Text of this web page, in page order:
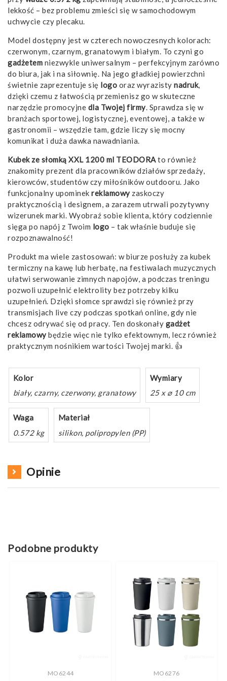
lekkość – bez problemu zmieści się w samochodowym
uchwycie czy plecaku.
Model dostępny jest w czterech nowoczesnych kolorach:
czerwonym, czarnym, granatowym i białym. To czyni go
gadżetem niezwykle uniwersalnym – perfekcyjnym zarówno
do biura, jak i na siłownię. Na jego gładkiej powierzchni
świetnie zaprezentuje się logo oraz wyrazisty nadruk,
dzięki czemu z łatwością przemienisz go w skuteczne
narzędzie promocyjne dla Twojej firmy. Sprawdza się w
branżach sportowej, logistycznej, eventowej, a także w
gastronomii – wszędzie tam, gdzie liczy się mocny
komunikat i duża dawka nawadniania.
Kubek ze słomką XXL 1200 ml TEODORAto również
znakomity prezent dla pracowników działów sprzedaży,
kierowców, studentów czy miłośników outdooru. Jako
funkcjonalny upominek reklamowyzaskoczy
praktycznością i designem, a zarazem utrwali pozytywny
wizerunek marki. Wyobraź sobie klienta, który codziennie
sięga po napój z Twoim logo – tak właśnie buduje się
rozpoznawalność!
Produkt ma wiele zastosowań: w biurze posłuży za kubek
termiczny na kawę lub herbatę, na festiwalach muzycznych
ułatwi serwowanie zimnych napojów, a podczas treningu
pozwoli uzupełnić elektrolity bez potrzeby kilku
uzupełnień. Dzięki słomce sprawdzi się również przy
transmisjach live czy podczas spotkań online, gdy nie
chcesz odrywać się od pracy. Ten doskonały gadżet
reklamowybędzie więc nie tylko efektownym, lecz również
praktycznym nośnikiem wartości Twojej marki. 👍
Kolor
biały, czarny, czerwony, granatowy
Wymiary
25 x ⌀ 10 cm
Waga
0.572 kg
Materiał
silikon, polipropylen (PP)
Opinie
Podobne produkty
MO6244 MO6276